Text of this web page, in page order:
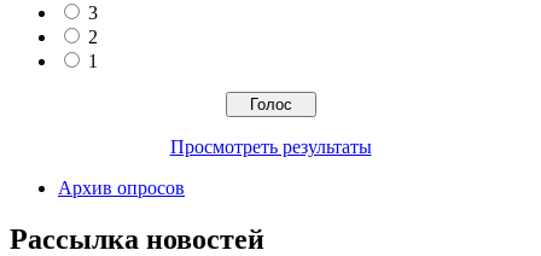
3
2
1
Просмотреть результаты
Архив опросов
Рассылка новостей